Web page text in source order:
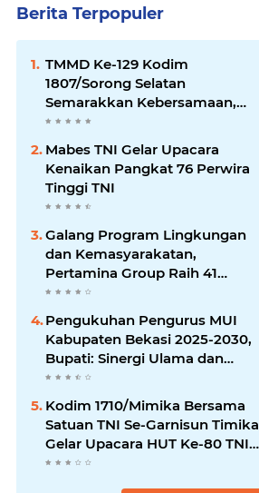
Berita Terpopuler
TMMD Ke-129 Kodim
1807/Sorong Selatan
Semarakkan Kebersamaan,
Anggota Satgas dan Warga
Kampung Sesor Seru-seruan
Nobar Final Piala Dunia 2026
Mabes TNI Gelar Upacara
Kenaikan Pangkat 76 Perwira
Tinggi TNI
Galang Program Lingkungan
dan Kemasyarakatan,
Pertamina Group Raih 41
Penghargaan CSR & ESG
Internasional
Pengukuhan Pengurus MUI
Kabupaten Bekasi 2025-2030,
Bupati: Sinergi Ulama dan
Umara Sangat Diperlukan
Kodim 1710/Mimika Bersama
Satuan TNI Se-Garnisun Timika
Gelar Upacara HUT Ke-80 TNI
Tahun 2025